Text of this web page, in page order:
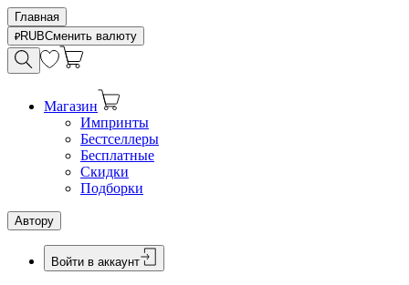
Главная
RUBСменить валюту
Магазин
Импринты
Бестселлеры
Бесплатные
Скидки
Подборки
Автору
Войти в аккаунт